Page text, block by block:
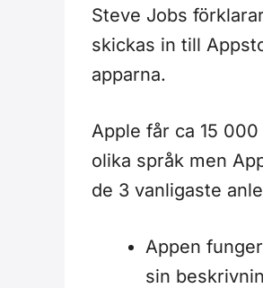
Steve Jobs
skickas in till
apparna.
Apple får ca 15
olika språk men
de 3 vanligaste
Appen
sin